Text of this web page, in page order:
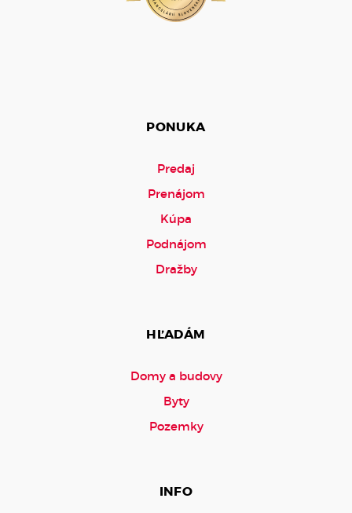
PONUKA
Predaj
Prenájom
Kúpa
Podnájom
Dražby
HĽADÁM
Domy a budovy
Byty
Pozemky
INFO